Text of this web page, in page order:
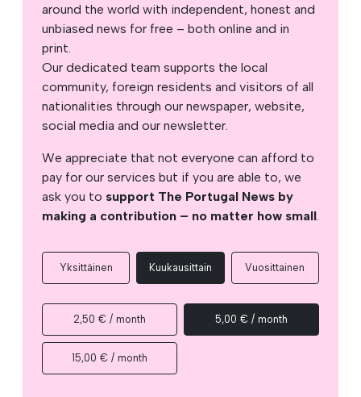
around the world with independent, honest and
unbiased news for free – both online and in
print.
Our dedicated team supports the local
community, foreign residents and visitors of all
nationalities through our newspaper, website,
social media and our newsletter.
We appreciate that not everyone can afford to
pay for our services but if you are able to, we
ask you to support The Portugal News by
making a contribution – no matter how small.
Yksittäinen Kuukausittain Vuosittainen
2,50 € / month 5,00 € / month
15,00 € / month